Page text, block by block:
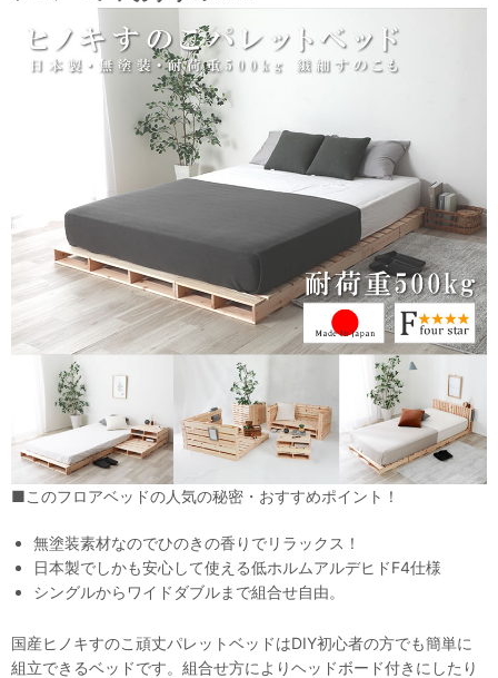
■このフロアベッドの人気の秘密・おすすめポイント！
無塗装素材なのでひのきの香りでリラックス！
日本製でしかも安心して使える低ホルムアルデヒドF4仕様
シングルからワイドダブルまで組合せ自由。
国産ヒノキすのこ頑丈パレットベッドはDIY初心者の方でも簡単に
組立できるベッドです。組合せ方によりヘッドボード付きにしたり